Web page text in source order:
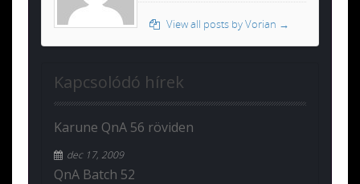
View all posts by Vorian →
Kapcsolódó hírek
Karune QnA 56 röviden
dec 17, 2009
QnA Batch 52